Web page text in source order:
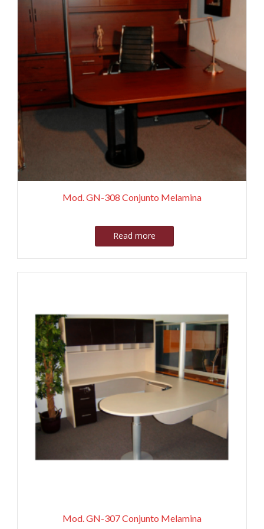
Mod. GN-308 Conjunto Melamina
Read more
Mod. GN-307 Conjunto Melamina